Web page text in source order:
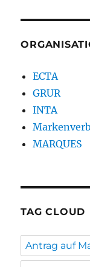
ECTA
GRUR
INTA
MARQUES
TAG CLOUD
Antrag auf